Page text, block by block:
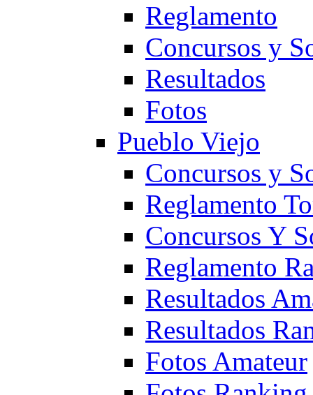
Reglamento
Concursos y
Resultados
Fotos
Pueblo Viejo
Concursos y
Reglamento
Concursos Y
Reglamento
Resultados
Resultados
Fotos Amateur